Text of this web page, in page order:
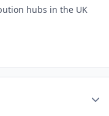
hubs in the UK